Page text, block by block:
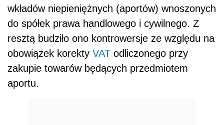
wkładów niepieniężnych (aportów) wnoszonych
do spółek prawa handlowego i cywilnego. Z
resztą budziło ono kontrowersje ze względu na
obowiązek korekty VAT odliczonego przy
zakupie towarów będących przedmiotem
aportu.